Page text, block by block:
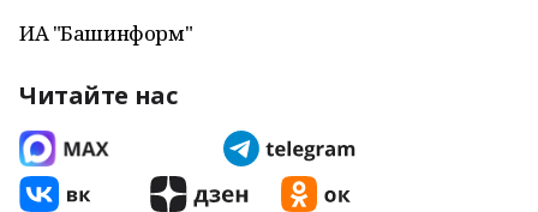
ИА "Башинформ"
Читайте нас